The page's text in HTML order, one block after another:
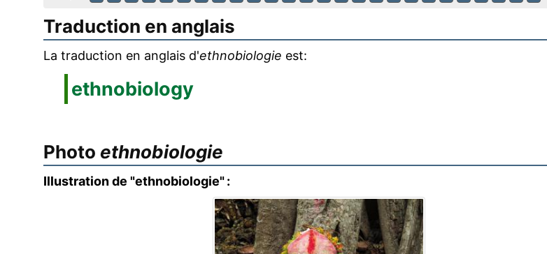
Traduction en anglais
La traduction en anglais d'ethnobiologie est:
ethnobiology
Photo ethnobiologie
Illustration de "ethnobiologie" :